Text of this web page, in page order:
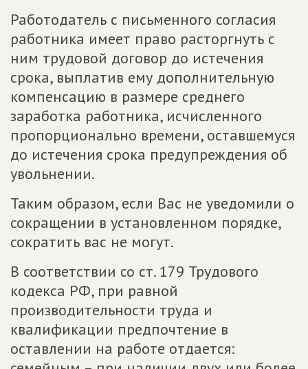
Работодатель с письменного согласия
работника имеет право расторгнуть с
ним трудовой договор до истечения
срока, выплатив ему дополнительную
компенсацию в размере среднего
заработка работника, исчисленного
пропорционально времени, оставшемуся
до истечения срока предупреждения об
увольнении.
Таким образом, если Вас не уведомили о
сокращении в установленном порядке,
сократить вас не могут.
В соответствии со ст. 179 Трудового
кодекса РФ, при равной
производительности труда и
квалификации предпочтение в
оставлении на работе отдается: